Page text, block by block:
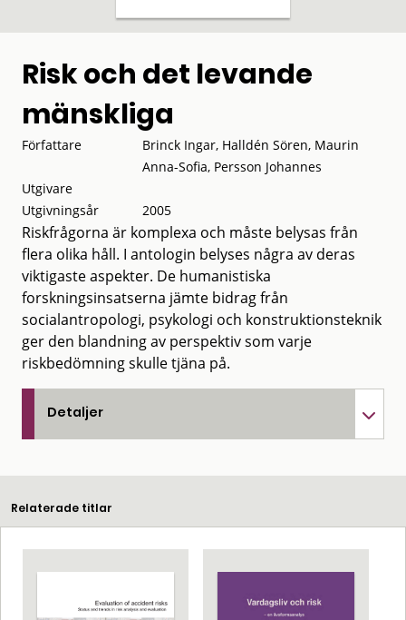
Risk och det levande
mänskliga
Författare
Brinck Ingar, Halldén Sören, Maurin
Anna-Sofia, Persson Johannes
Utgivare
Utgivningsår
2005
Riskfrågorna är komplexa och måste belysas från
flera olika håll. I antologin belyses några av deras
viktigaste aspekter. De humanistiska
forskningsinsatserna jämte bidrag från
socialantropologi, psykologi och konstruktionsteknik
ger den blandning av perspektiv som varje
riskbedömning skulle tjäna på.
Detaljer
Relaterade titlar